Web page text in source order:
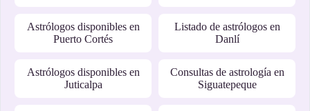
Astrólogos disponibles en
Puerto Cortés
Listado de astrólogos en
Danlí
Astrólogos disponibles en
Juticalpa
Consultas de astrología en
Siguatepeque